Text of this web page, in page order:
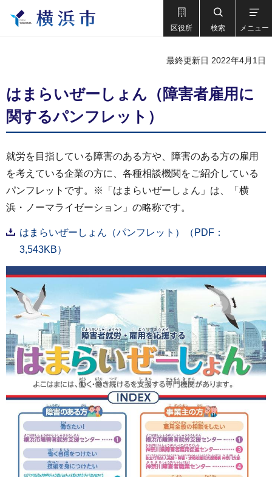
区役所 検索 メニュー
最終更新日 2022年4月1日
はまらいぜーしょん（障害者雇用に
関するパンフレット）
就労を目指している障害のある方や、障害のある方の雇用
を考えている企業の方に、各種相談機関をご紹介している
パンフレットです。※「はまらいぜーしょん」は、「横
浜・ノーマライゼーション」の略称です。
はまらいぜーしょん（パンフレット）（PDF：
3,543KB）